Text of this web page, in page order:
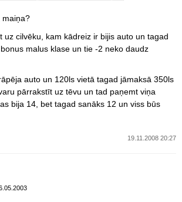
maiņa?
uz cilvēku, kam kādreiz ir bijis auto un tagad
malus klase un tie -2 neko daudz
auto un 120ls vietā tagad jāmaksā 350ls
pārrakstīt uz tēvu un tad paņemt viņa
bija 14, bet tagad sanāks 12 un viss būs
19.11.2008 20:27